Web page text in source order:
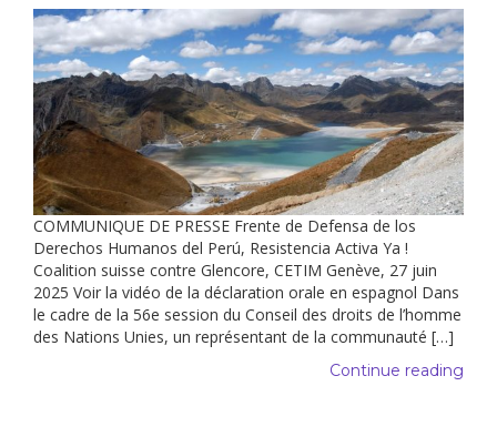
COMMUNIQUE DE PRESSE Frente de Defensa de los
Derechos Humanos del Perú, Resistencia Activa Ya !
Coalition suisse contre Glencore, CETIM Genève, 27 juin
2025 Voir la vidéo de la déclaration orale en espagnol Dans
le cadre de la 56e session du Conseil des droits de l’homme
des Nations Unies, un représentant de la communauté […]
Continue reading